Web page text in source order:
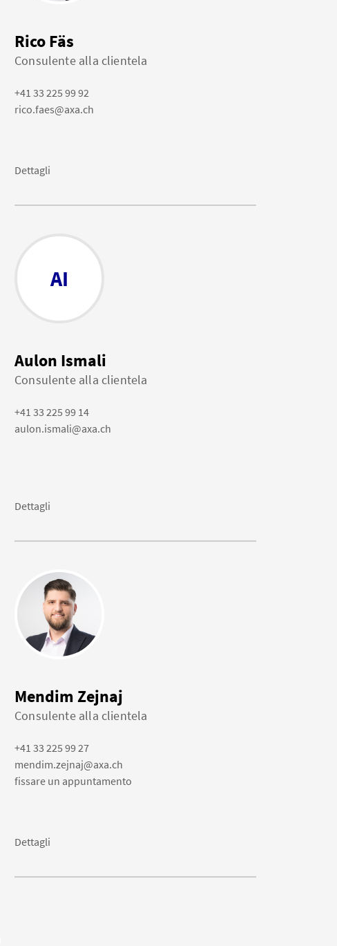
Rico Fäs
Consulente alla clientela
+41 33 225 99 92
rico.faes@axa.ch
Dettagli
AI
Aulon Ismali
Consulente alla clientela
+41 33 225 99 14
aulon.ismali@axa.ch
Dettagli
Mendim Zejnaj
Consulente alla clientela
+41 33 225 99 27
mendim.zejnaj@axa.ch
fissare un appuntamento
Dettagli